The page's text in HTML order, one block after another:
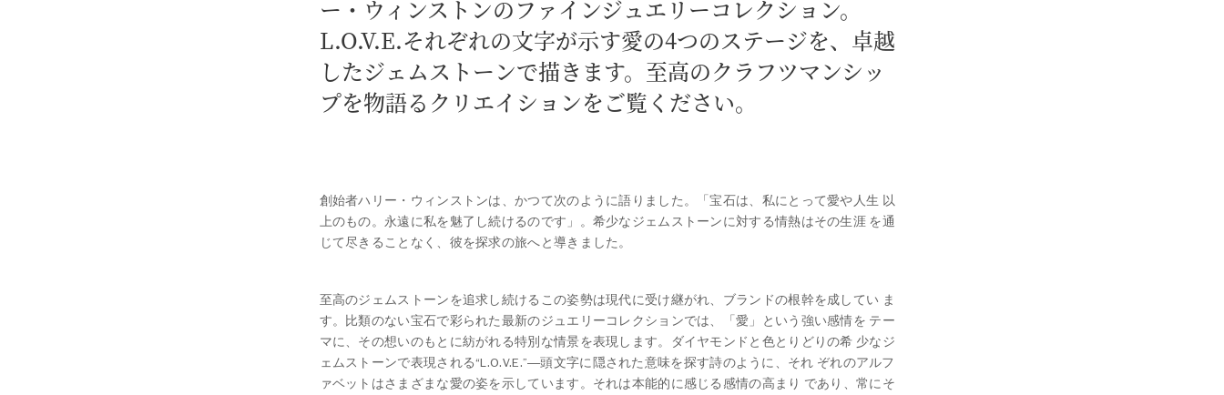
ー・ウィンストンのファインジュエリーコレクション。
L.O.V.E.それぞれの文字が示す愛の4つのステージを、卓越
したジェムストーンで描きます。至高のクラフツマンシッ
プを物語るクリエイションをご覧ください。
創始者ハリー・ウィンストンは、かつて次のように語りました。「宝石は、私にとって愛や人生 以
上のもの。永遠に私を魅了し続けるのです」。希少なジェムストーンに対する情熱はその生涯 を通
じて尽きることなく、彼を探求の旅へと導きました。
至高のジェムストーンを追求し続けるこの姿勢は現代に受け継がれ、ブランドの根幹を成してい ま
す。比類のない宝石で彩られた最新のジュエリーコレクションでは、「愛」という強い感情を テー
マに、その想いのもとに紡がれる特別な情景を表現します。ダイヤモンドと色とりどりの希 少なジ
ェムストーンで表現される“L.O.V.E.”―頭文字に隠された意味を探す詩のように、それ ぞれのアルフ
ァベットはさまざまな愛の姿を示しています。それは本能的に感じる感情の高まり であり、常にそ